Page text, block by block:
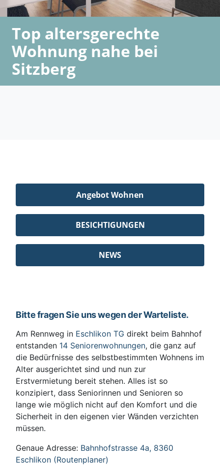
Top altersgerechte
Wohnung nahe bei
Sitzberg
Angebot Wohnen
BESICHTIGUNGEN
NEWS
Bitte fragen Sie uns wegen der Warteliste.
Am Rennweg in Eschlikon TG direkt beim Bahnhof
entstanden 14 Seniorenwohnungen, die ganz auf
die Bedürfnisse des selbstbestimmten Wohnens im
Alter ausgerichtet sind und nun zur
Erstvermietung bereit stehen. Alles ist so
konzipiert, dass Seniorinnen und Senioren so
lange wie möglich nicht auf den Komfort und die
Sicherheit in den eigenen vier Wänden verzichten
müssen.
Genaue Adresse: Bahnhofstrasse 4a, 8360
Eschlikon (Routenplaner)